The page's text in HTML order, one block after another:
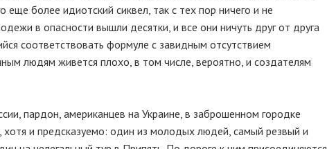
более идиотский сиквел, так с тех пор ничего и не
в опасности вышли десятки, и все они ничуть друг от друга
соответствовать формуле с завидным отсутствием
людям живется плохо, в том числе, вероятно, и создателям
пардон, американцев на Украине, в заброшенном городке
и предсказуемо: один из молодых людей, самый резвый и